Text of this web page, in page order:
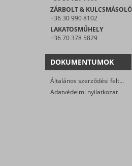
ZÁRBOLT & KULCSMÁSOLÓ
+36 30 990 8102
LAKATOSMŰHELY
+36 70 378 5829
DOKUMENTUMOK
Általános szerződési feltételek
Adatvédelmi nyilatkozat